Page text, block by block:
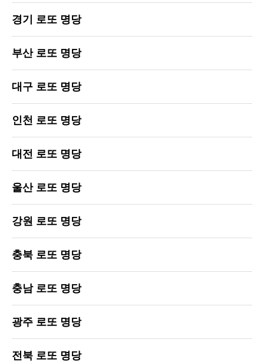
경기 로또 명당
부산 로또 명당
대구 로또 명당
인천 로또 명당
대전 로또 명당
울산 로또 명당
강원 로또 명당
충북 로또 명당
충남 로또 명당
광주 로또 명당
전북 로또 명당